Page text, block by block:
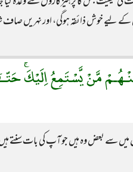
لیے خوش ذائقہ ہوگی، اور نہریں صاف
مَّنْ يَّسْتَمِعُ اِلَيْكَۚ
میں سے بعض وہ ہیں جو آپ کی بات سنتے